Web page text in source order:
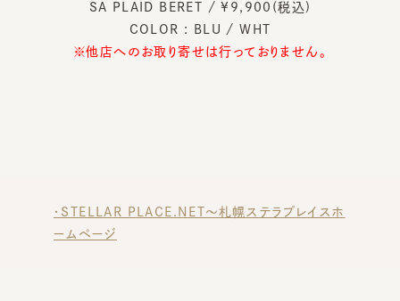
SA PLAID BERET / ¥9,900(税込)
COLOR : BLU / WHT
※他店へのお取り寄せは行っておりません。
・STELLAR PLACE.NET～札幌ステラプレイスホ
ームページ